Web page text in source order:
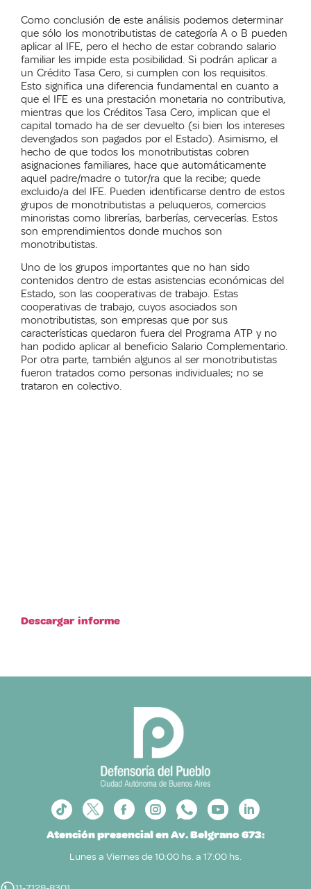
Como conclusión de este análisis podemos determinar
que sólo los monotributistas de categoría A o B pueden
aplicar al IFE, pero el hecho de estar cobrando salario
familiar les impide esta posibilidad. Si podrán aplicar a
un Crédito Tasa Cero, si cumplen con los requisitos.
Esto significa una diferencia fundamental en cuanto a
que el IFE es una prestación monetaria no contributiva,
mientras que los Créditos Tasa Cero, implican que el
capital tomado ha de ser devuelto (si bien los intereses
devengados son pagados por el Estado). Asimismo, el
hecho de que todos los monotributistas cobren
asignaciones familiares, hace que automáticamente
aquel padre/madre o tutor/ra que la recibe; quede
excluido/a del IFE. Pueden identificarse dentro de estos
grupos de monotributistas a peluqueros, comercios
minoristas como librerías, barberías, cervecerías. Estos
son emprendimientos donde muchos son
monotributistas.
Uno de los grupos importantes que no han sido
contenidos dentro de estas asistencias económicas del
Estado, son las cooperativas de trabajo. Estas
cooperativas de trabajo, cuyos asociados son
monotributistas, son empresas que por sus
características quedaron fuera del Programa ATP y no
han podido aplicar al beneficio Salario Complementario.
Por otra parte, también algunos al ser monotributistas
fueron tratados como personas individuales; no se
trataron en colectivo.
Descargar informe
Atención presencial en Av. Belgrano 673:
Lunes a Viernes de 10:00 hs. a 17:00 hs.